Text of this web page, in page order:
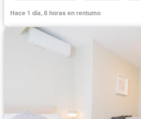
Hace 1 día, 8 horas en rentumo